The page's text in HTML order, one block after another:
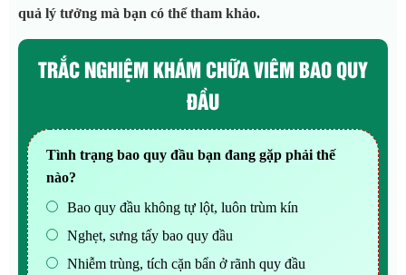
quả lý tưởng mà bạn có thể tham khảo.
TRẮC NGHIỆM KHÁM CHỮA VIÊM BAO QUY
ĐẦU
Tình trạng bao quy đầu bạn đang gặp phải thế
nào?
Bao quy đầu không tự lột, luôn trùm kín
Nghẹt, sưng tấy bao quy đầu
Nhiễm trùng, tích cặn bẩn ở rãnh quy đầu